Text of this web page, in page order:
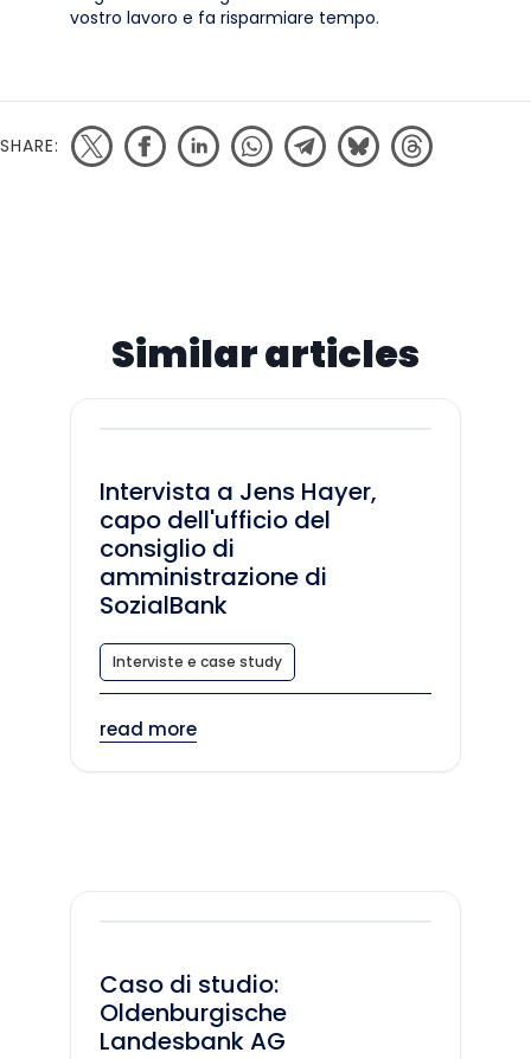
vostro lavoro e fa risparmiare tempo.
SHARE:
Similar articles
Intervista a Jens Hayer,
capo dell'ufficio del
consiglio di
amministrazione di
SozialBank
Interviste e case study
read more
Caso di studio:
Oldenburgische
Landesbank AG